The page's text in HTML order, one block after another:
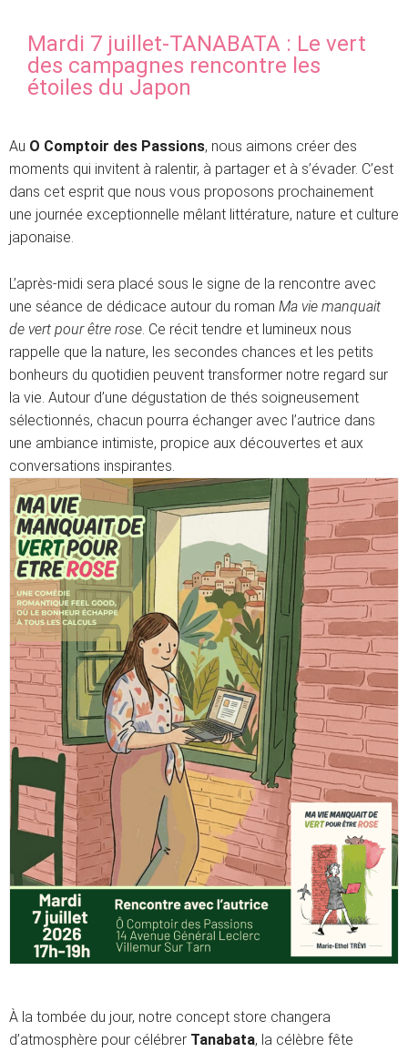
Mardi 7 juillet-TANABATA : Le vert
des campagnes rencontre les
étoiles du Japon
Au O Comptoir des Passions, nous aimons créer des
moments qui invitent à ralentir, à partager et à s’évader. C’est
dans cet esprit que nous vous proposons prochainement
une journée exceptionnelle mêlant littérature, nature et culture
japonaise.
L’après-midi sera placé sous le signe de la rencontre avec
une séance de dédicace autour du roman Ma vie manquait
de vert pour être rose. Ce récit tendre et lumineux nous
rappelle que la nature, les secondes chances et les petits
bonheurs du quotidien peuvent transformer notre regard sur
la vie. Autour d’une dégustation de thés soigneusement
sélectionnés, chacun pourra échanger avec l’autrice dans
une ambiance intimiste, propice aux découvertes et aux
conversations inspirantes.
À la tombée du jour, notre concept store changera
d’atmosphère pour célébrer Tanabata, la célèbre fête